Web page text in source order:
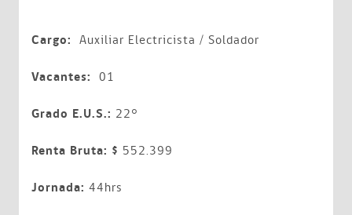
Cargo: Auxiliar Electricista / Soldador
Vacantes: 01
Grado E.U.S.: 22°
Renta Bruta: $ 552.399
Jornada: 44hrs